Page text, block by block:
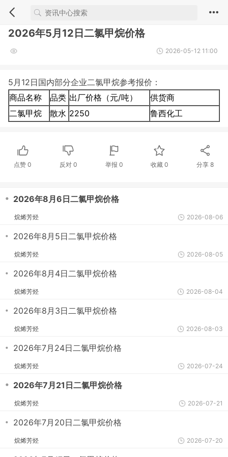
2026年5月12日二氯甲烷价格
2026-05-12 11:00
5月12日国内部分企业二氯甲烷参考报价：
商品名称
品类 出厂价格（元/吨）
供货商
二氯甲烷
散水 2250 鲁西化工
点赞0 反对 0 举报 0 收藏 0 分享8
・ 2026年8月6日二氯甲烷价格
烷烯芳烃 2026-08-06
・ 2026年8月5日二氯甲烷价格
烷烯芳烃 2026-08-05
・ 2026年8月4日二氯甲烷价格
烷烯芳烃 2026-08-04
・ 2026年8月3日二氯甲烷价格
烷烯芳烃 2026-08-03
・ 2026年7月24日二氯甲烷价格
烷烯芳烃 2026-07-24
・ 2026年7月21日二氯甲烷价格
烷烯芳烃 2026-07-21
・ 2026年7月20日二氯甲烷价格
烷烯芳烃 2026-07-20